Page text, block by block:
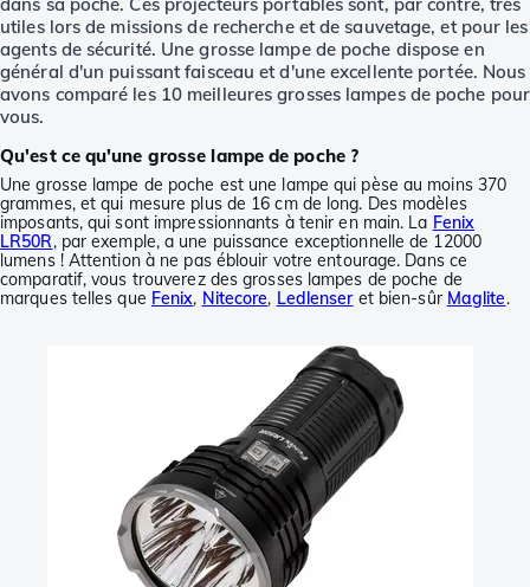
utiles lors de missions de recherche et de sauvetage, et pour les
agents de sécurité. Une grosse lampe de poche dispose en
général d'un puissant faisceau et d'une excellente portée. Nous
avons comparé les 10 meilleures grosses lampes de poche pour
vous.
Qu'est ce qu'une grosse lampe de poche ?
Une grosse lampe de poche est une lampe qui pèse au moins 370
grammes, et qui mesure plus de 16 cm de long. Des modèles
imposants, qui sont impressionnants à tenir en main. La Fenix
LR50R, par exemple, a une puissance exceptionnelle de 12000
lumens ! Attention à ne pas éblouir votre entourage. Dans ce
comparatif, vous trouverez des grosses lampes de poche de
marques telles que Fenix, Nitecore, Ledlenseret bien-sûr Maglite.